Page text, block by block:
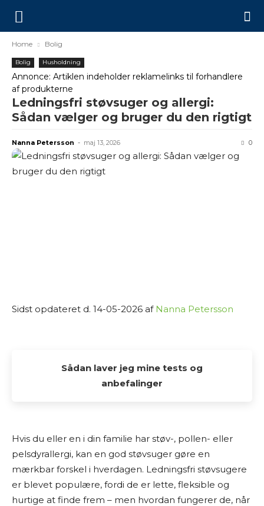
Home Bolig
Bolig Husholdning
Annonce: Artiklen indeholder reklamelinks til forhandlere
af produkterne
Ledningsfri støvsuger og allergi:
Sådan vælger og bruger du den rigtigt
Nanna Petersson - maj 13, 2026 0
Sidst opdateret d. 14-05-2026 af Nanna Petersson
Sådan laver jeg mine tests og
anbefalinger
fra min side. Jeg elsker at dykke ned i produkter,
sammenligne muligheder og dele min research
med andre, der også vil finde det bedste valg til
hjemmet.
Hvis du eller en i din familie har støv-, pollen- eller
pelsdyrallergi, kan en god støvsuger gøre en
mærkbar forskel i hverdagen. Ledningsfri støvsugere
er blevet populære, fordi de er lette, fleksible og
hurtige at finde frem – men hvordan fungerer de, når